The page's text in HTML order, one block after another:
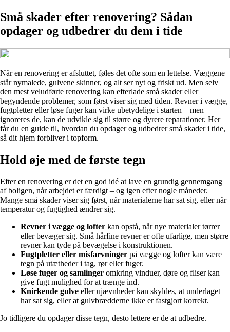
Små skader efter renovering? Sådan
opdager og udbedrer du dem i tide
Når en renovering er afsluttet, føles det ofte som en lettelse. Væggene
står nymalede, gulvene skinner, og alt ser nyt og friskt ud. Men selv
den mest veludførte renovering kan efterlade små skader eller
begyndende problemer, som først viser sig med tiden. Revner i vægge,
fugtpletter eller løse fuger kan virke ubetydelige i starten – men
ignoreres de, kan de udvikle sig til større og dyrere reparationer. Her
får du en guide til, hvordan du opdager og udbedrer små skader i tide,
så dit hjem forbliver i topform.
Hold øje med de første tegn
Efter en renovering er det en god idé at lave en grundig gennemgang
af boligen, når arbejdet er færdigt – og igen efter nogle måneder.
Mange små skader viser sig først, når materialerne har sat sig, eller når
temperatur og fugtighed ændrer sig.
Revner i vægge og lofter kan opstå, når nye materialer tørrer
eller bevæger sig. Små hårfine revner er ofte ufarlige, men større
revner kan tyde på bevægelse i konstruktionen.
Fugtpletter eller misfarvninger på vægge og lofter kan være
tegn på utætheder i tag, rør eller fuger.
Løse fuger og samlinger omkring vinduer, døre og fliser kan
give fugt mulighed for at trænge ind.
Knirkende gulve eller ujævnheder kan skyldes, at underlaget
har sat sig, eller at gulvbrædderne ikke er fastgjort korrekt.
Jo tidligere du opdager disse tegn, desto lettere er de at udbedre.